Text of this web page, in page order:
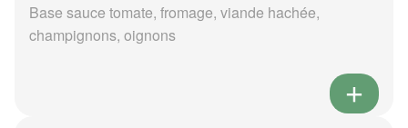
Base sauce tomate, fromage, viande hachée,
champignons, oignons